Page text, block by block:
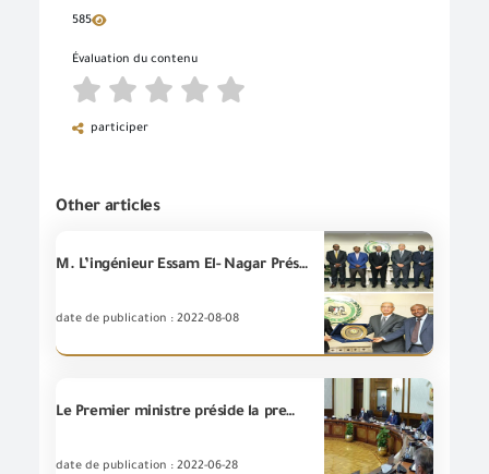
585
Évaluation du contenu
participer
Other articles
M. L’ingénieur Essam El- Nagar Président du Conseil d’administration de L’Autorité G.O.E.I.C reçoit Le Ministre du Commerce et du Tourisme djiboutien
date de publication : 2022-08-08
Le Premier ministre préside la première réunion du Conseil supérieur des ports après sa réformation
date de publication : 2022-06-28